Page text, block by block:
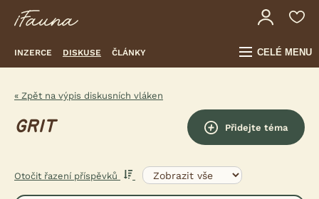
INZERCE DISKUSE ČLÁNKY CELÉ MENU
« Zpět na výpis diskusních vláken
GRIT Přidejte téma
Otočit řazení příspěvků